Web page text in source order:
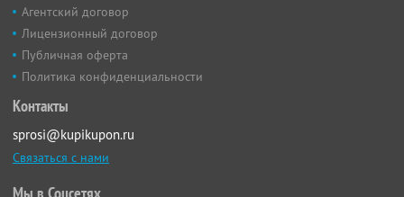
Агентский договор
Лицензионный договор
Публичная оферта
Политика конфиденциальности
Контакты
sprosi@kupikupon.ru
Связаться с нами